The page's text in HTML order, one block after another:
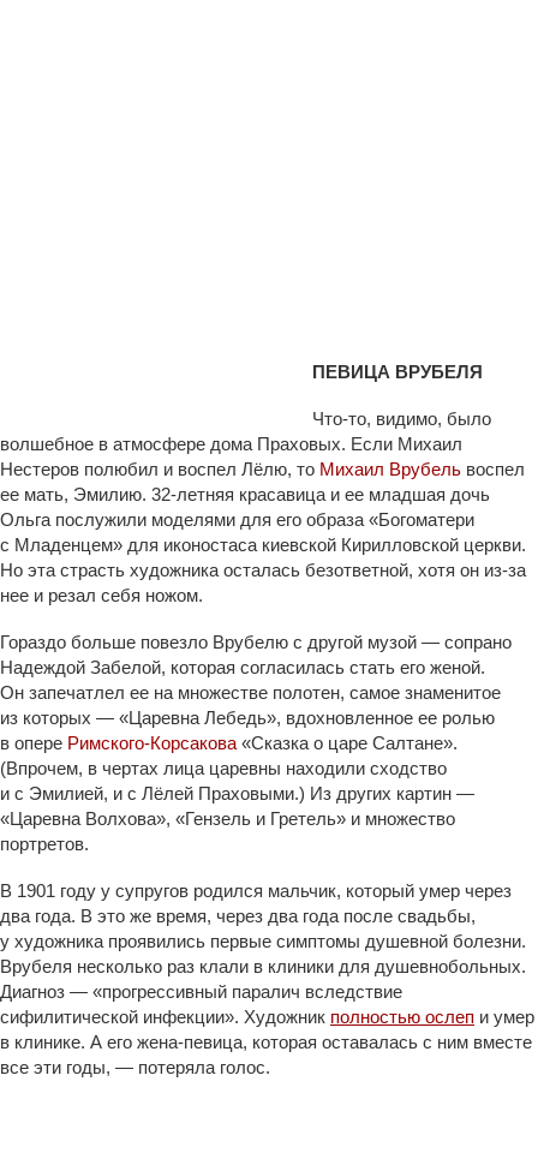
ПЕВИЦА ВРУБЕЛЯ
Что-то, видимо, было
волшебное в атмосфере дома Праховых. Если Михаил
Нестеров полюбил и воспел Лёлю, то Михаил Врубель воспел
ее мать, Эмилию. 32-летняя красавица и ее младшая дочь
Ольга послужили моделями для его образа «Богоматери
с Младенцем» для иконостаса киевской Кирилловской церкви.
Но эта страсть художника осталась безответной, хотя он из-за
нее и резал себя ножом.
Гораздо больше повезло Врубелю с другой музой — сопрано
Надеждой Забелой, которая согласилась стать его женой.
Он запечатлел ее на множестве полотен, самое знаменитое
из которых — «Царевна Лебедь», вдохновленное ее ролью
в опере Римского-Корсакова «Сказка о царе Салтане».
(Впрочем, в чертах лица царевны находили сходство
и с Эмилией, и с Лёлей Праховыми.) Из других картин —
«Царевна Волхова», «Гензель и Гретель» и множество
портретов.
В 1901 году у супругов родился мальчик, который умер через
два года. В это же время, через два года после свадьбы,
у художника проявились первые симптомы душевной болезни.
Врубеля несколько раз клали в клиники для душевнобольных.
Диагноз — «прогрессивный паралич вследствие
сифилитической инфекции». Художник полностью ослеп и умер
в клинике. А его жена-певица, которая оставалась с ним вместе
все эти годы, — потеряла голос.